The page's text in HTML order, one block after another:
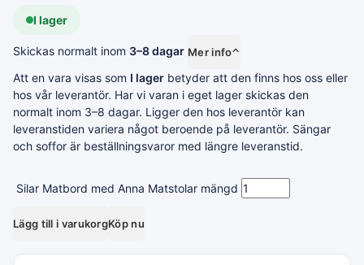
I lager
Skickas normalt inom 3–8 dagar Mer info⌃
Att en vara visas som I lager betyder att den finns hos oss eller
hos vår leverantör. Har vi varan i eget lager skickas den
normalt inom 3–8 dagar. Ligger den hos leverantör kan
leveranstiden variera något beroende på leverantör. Sängar
och soffor är beställningsvaror med längre leveranstid.
Silar Matbord med Anna Matstolar mängd
Lägg till i varukorgKöp nu